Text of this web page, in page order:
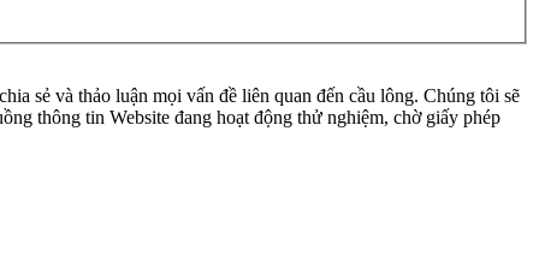
sẻ và thảo luận mọi vấn đề liên quan đến cầu lông. Chúng tôi sẽ
thông tin Website đang hoạt động thử nghiệm, chờ giấy phép